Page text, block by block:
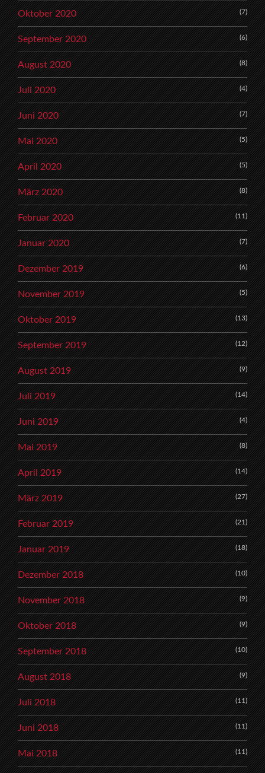
Oktober 2020 (7)
September 2020 (6)
August 2020 (8)
Juli 2020 (4)
Juni 2020 (7)
Mai 2020 (5)
April 2020 (5)
März 2020 (8)
Februar 2020 (11)
Januar 2020 (7)
Dezember 2019 (6)
November 2019 (5)
Oktober 2019 (13)
September 2019 (12)
August 2019 (9)
Juli 2019 (14)
Juni 2019 (4)
Mai 2019 (8)
April 2019 (14)
März 2019 (27)
Februar 2019 (21)
Januar 2019 (18)
Dezember 2018 (10)
November 2018 (9)
Oktober 2018 (9)
September 2018 (10)
August 2018 (9)
Juli 2018 (11)
Juni 2018 (11)
Mai 2018 (11)